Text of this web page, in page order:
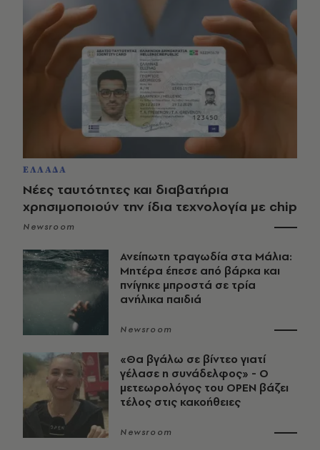
ΕΛΛΑΔΑ
Νέες ταυτότητες και διαβατήρια
χρησιμοποιούν την ίδια τεχνολογία με chip
Newsroom
Ανείπωτη τραγωδία στα Μάλια:
Μητέρα έπεσε από βάρκα και
πνίγηκε μπροστά σε τρία
ανήλικα παιδιά
Newsroom
«Θα βγάλω σε βίντεο γιατί
γέλασε η συνάδελφος» - Ο
μετεωρολόγος του OPEN βάζει
τέλος στις κακοήθειες
Newsroom